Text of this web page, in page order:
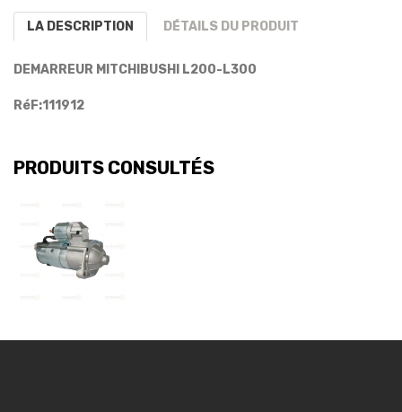
LA DESCRIPTION DÉTAILS DU PRODUIT
DEMARREUR MITCHIBUSHI L200-L300
RéF:111912
PRODUITS CONSULTÉS